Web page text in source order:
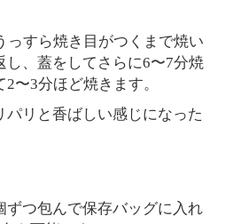
っすら焼き目がつくまで焼い
し、蓋をしてさらに6〜7分焼
〜3分ほど焼きます。
リと香ばしい感じになった
ずつ包んで保存バッグに入れ